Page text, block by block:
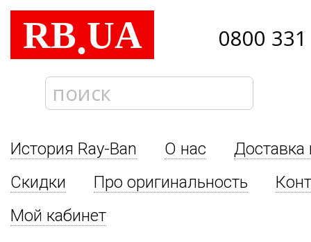
RB.UA 0800
История Ray-Ban О нас
Доставка
Скидки
Про оригинальность
Мой кабинет